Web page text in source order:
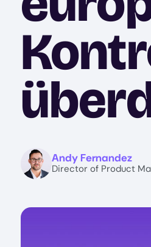
Image Andy Fernandez
Director of Product